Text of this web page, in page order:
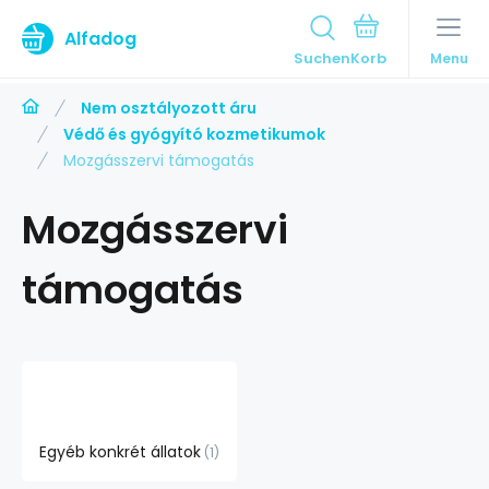
Alfadog
Suchen Menu
Nem osztályozott áru
Védő és gyógyító kozmetikumok
Mozgásszervi támogatás
Mozgásszervi
támogatás
Egyéb konkrét állatok 1